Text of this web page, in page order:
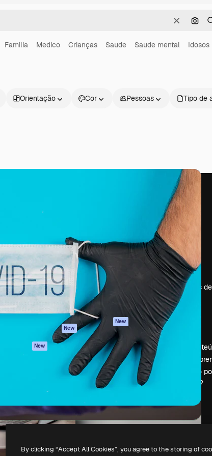
Limpar
Familia Medico Crianças Saude Saude mental Idosos
Orientação Cor Pessoas Tipo de
Assistente de IA
Gerador de
imagens
Gerador de vídeos
Texto para voz
Conteúdo de stock
Claude/ChatGPT
New
New
Academy
Documentação
Atendimento
Termos e
condições
Política de
privacidade
Originais
New
Política de cookies
Central de
confiabilidade
Afiliados
Empresas
Empresa
Preços
Sobre nós
Reviews
Emprego
Tendências de
pesquisa
Blog
Eventos
Vender
Sala de
Procurando
magnific.ai?
Todos os direitos reservados.
By clicking “Accept All Cookies”, you agree to the storing of